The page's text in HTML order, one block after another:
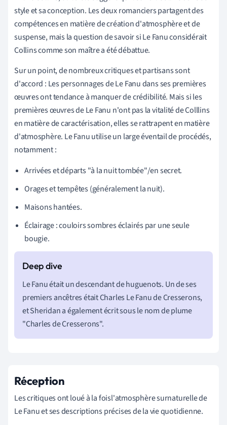
style et sa conception. Les deux romanciers partagent des
compétences en matière de création d'atmosphère et de
suspense, mais la question de savoir si Le Fanu considérait
Collins comme son maître a été débattue.
Sur un point, de nombreux critiques et partisans sont
d'accord : Les personnages de Le Fanu dans ses premières
œuvres ont tendance à manquer de crédibilité. Mais si les
premières œuvres de Le Fanu n'ont pas la vitalité de Colllins
en matière de caractérisation, elles se rattrapent en matière
d'atmosphère. Le Fanu utilise un large éventail de procédés,
notamment :
Arrivées et départs "à la nuit tombée"/en secret.
Orages et tempêtes (généralement la nuit).
Maisons hantées.
Éclairage : couloirs sombres éclairés par une seule
bougie.
Le Fanu était un descendant de huguenots. Un de ses
premiers ancêtres était Charles Le Fanu de Cresserons,
et Sheridan a également écrit sous le nom de plume
"Charles de Cresserons".
Réception
Les critiques ont loué à la foisl'atmosphère surnaturelle de
Le Fanu et ses descriptions précises de la vie quotidienne.